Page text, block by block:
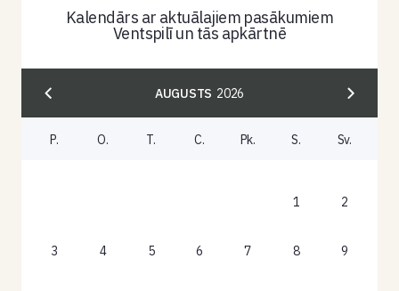
Kalendārs ar aktuālajiem pasākumiem
Ventspilī un tās apkārtnē
AUGUSTS 2026
P. O. T. C. Pk. S. Sv.
1 2
3 4 5 6 7 8 9